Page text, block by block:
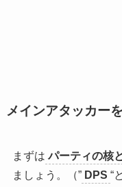
メインアタッカー
まずは パーティの核
ましょう。（” DPS “